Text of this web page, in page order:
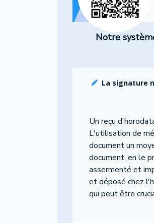
Notre
La signature
Un reçu
L'utilisation de
document un
document, en le
assermenté et
et déposé chez
qui peut être